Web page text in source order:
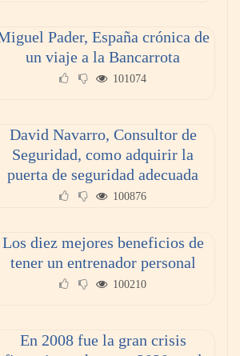
Pader, España crónica de
un viaje a la Bancarrota
101074
David Navarro, Consultor de
Seguridad, como adquirir la
puerta de seguridad adecuada
100876
Los diez mejores beneficios de
tener un entrenador personal
100210
En 2008 fue la gran crisis